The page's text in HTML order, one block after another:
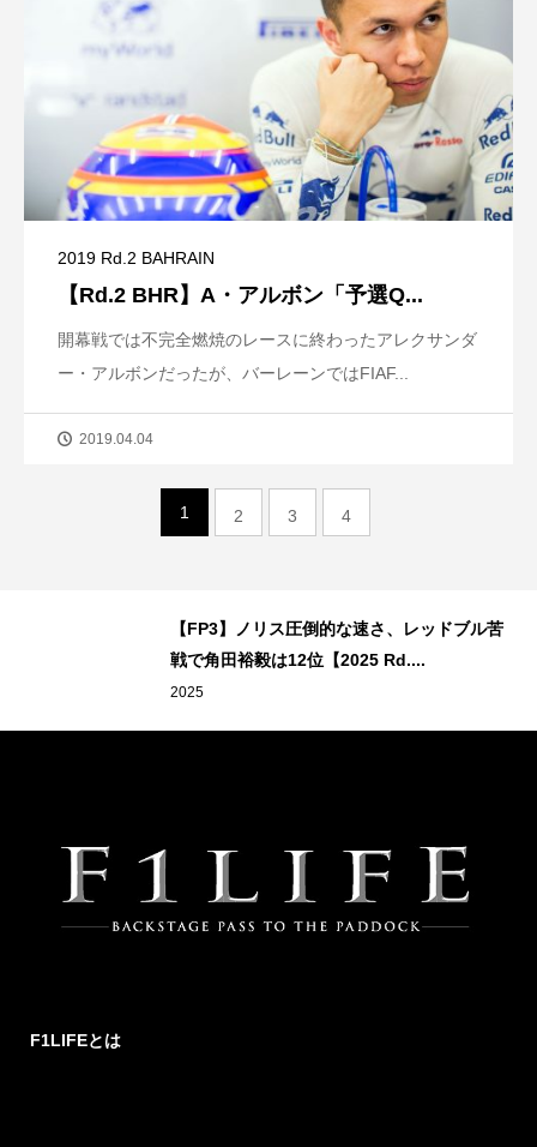
2019 Rd.2 BAHRAIN
【Rd.2 BHR】A・アルボン「予選Q...
開幕戦では不完全燃焼のレースに終わったアレクサンダ
ー・アルボンだったが、バーレーンではFIAF...
2019.04.04
1 2 3 4
【FP3】ノリス圧倒的な速さ、レッドブル苦
戦で角田裕毅は12位【2025 Rd....
2025
F1LIFEとは